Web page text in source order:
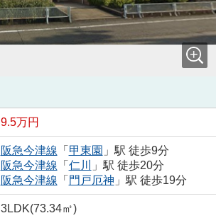
9.5万円
阪急今津線 「 甲東園 」駅 徒歩9分
阪急今津線 「 仁川
」駅 徒歩20分
阪急今津線 「 門戸厄神 」駅 徒歩19分
3LDK(73.34㎡)